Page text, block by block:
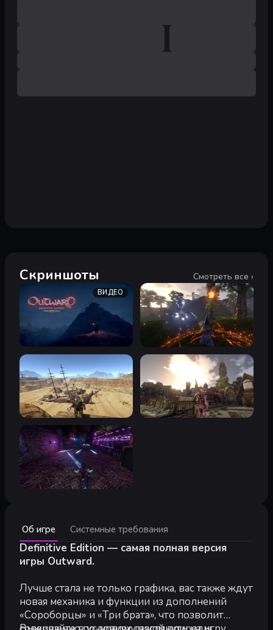
Скриншоты Смотреть все ›
ВИДЕО
Об игре Системные требования
Definitive Edition — самая полная версия
игры Outward.
Лучше стала не только графика, вас также ждут
новая механика и функции из дополнений
«Сороборцы» и «Три брата», что позволит
Минимальные:
Минимальные:
ОС *:Windows 7 (64 Bit) / 8 (64 Bit) / 10 (64 Bit)
Процессор:Intel Core i5-750 or equivalent
Видеокарта: Nvidia GTX 660 or equivalent
Место на диске: 51 GB
Рекомендуемые: